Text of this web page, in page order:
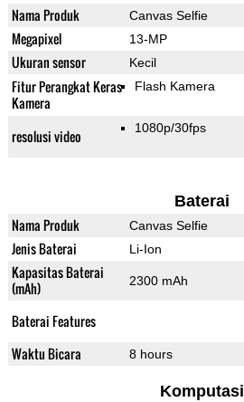
Nama Produk Canvas Selfie
Megapixel 13-MP
Ukuran sensor Kecil
Fitur Perangkat Keras
Kamera
Flash Kamera
resolusi video 1080p/30fps
Baterai
Nama Produk Canvas Selfie
Jenis Baterai Li-Ion
Kapasitas Baterai
(mAh)
2300 mAh
Baterai Features
Waktu Bicara 8 hours
Komputasi